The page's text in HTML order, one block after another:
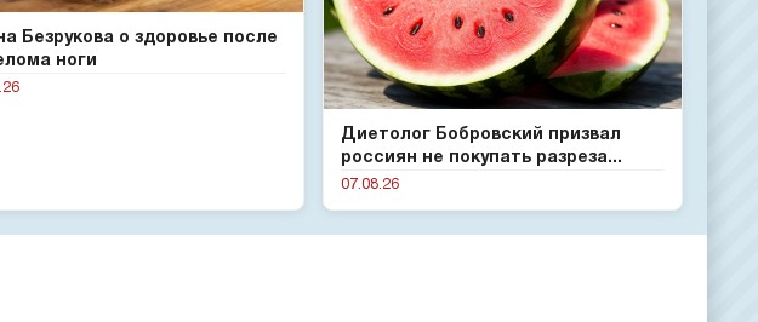
Безрукова о здоровье после
ноги
Диетолог Бобровский призвал
россиян не покупать разреза...
07.08.26